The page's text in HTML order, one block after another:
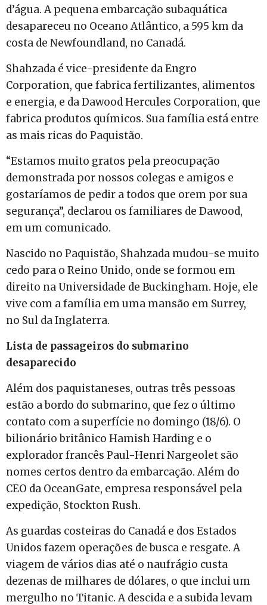
d’água. A pequena embarcação subaquática
desapareceu no Oceano Atlântico, a 595 km da
costa de Newfoundland, no Canadá.
Shahzada é vice-presidente da Engro
Corporation, que fabrica fertilizantes, alimentos
e energia, e da Dawood Hercules Corporation, que
fabrica produtos químicos. Sua família está entre
as mais ricas do Paquistão.
“Estamos muito gratos pela preocupação
demonstrada por nossos colegas e amigos e
gostaríamos de pedir a todos que orem por sua
segurança”, declarou os familiares de Dawood,
em um comunicado.
Nascido no Paquistão, Shahzada mudou-se muito
cedo para o Reino Unido, onde se formou em
direito na Universidade de Buckingham. Hoje, ele
vive com a família em uma mansão em Surrey,
no Sul da Inglaterra.
Lista de passageiros do submarino
desaparecido
Além dos paquistaneses, outras três pessoas
estão a bordo do submarino, que fez o último
contato com a superfície no domingo (18/6). O
bilionário britânico Hamish Harding e o
explorador francês Paul-Henri Nargeolet são
nomes certos dentro da embarcação. Além do
CEO da OceanGate, empresa responsável pela
expedição, Stockton Rush.
As guardas costeiras do Canadá e dos Estados
Unidos fazem operações de busca e resgate. A
viagem de vários dias até o naufrágio custa
dezenas de milhares de dólares, o que inclui um
mergulho no Titanic. A descida e a subida levam